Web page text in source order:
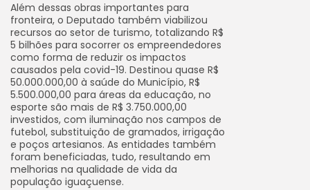
Além dessas obras importantes para
fronteira, o Deputado também viabilizou
recursos ao setor de turismo, totalizando R$
5 bilhões para socorrer os empreendedores
como forma de reduzir os impactos
causados pela covid-19. Destinou quase R$
50.000.000,00 à saúde do Município, R$
5.500.000,00 para áreas da educação, no
esporte são mais de R$ 3.750.000,00
investidos, com iluminação nos campos de
futebol, substituição de gramados, irrigação
e poços artesianos. As entidades também
foram beneficiadas, tudo, resultando em
melhorias na qualidade de vida da
população iguaçuense.